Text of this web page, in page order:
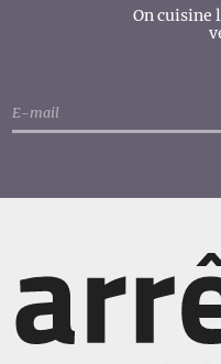
On cuisine